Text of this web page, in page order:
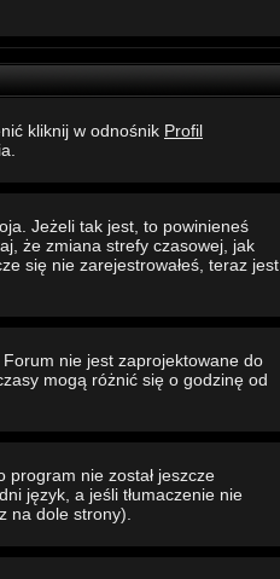
kliknij w odnośnik Profil
Jeżeli tak jest, to powinieneś
że zmiana strefy czasowej, jak
się nie zarejestrowałeś, teraz jest
nie jest zaprojektowane do
mogą różnić się o godzinę od
program nie został jeszcze
język, a jeśli tłumaczenie nie
na dole strony).